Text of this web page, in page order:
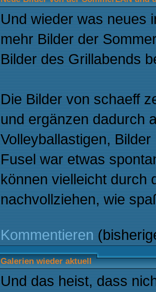
Und wieder was neues
mehr Bilder der
Bilder des Grillabends
Die Bilder von schaeff
und ergänzen dadurch
Volleyballastigen,
Fusel war etwas
können vielleicht durch
nachvollziehen, wie
Kommentieren
Galerien wieder aktuell
Und das heist, dass